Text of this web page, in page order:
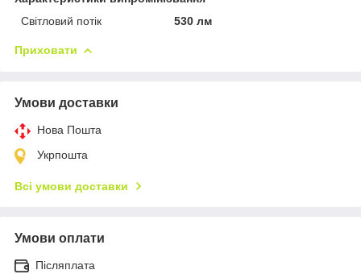
Світловий потік
530 лм
Приховати
Умови доставки
Нова Пошта
Укрпошта
Всі умови доставки
Умови оплати
Післяплата